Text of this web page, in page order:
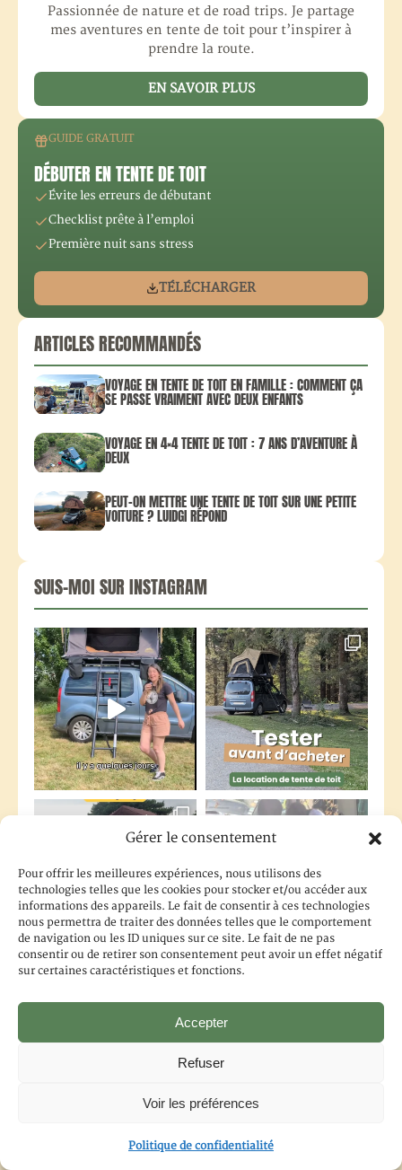
Gérer le consentement
Pour offrir les meilleures expériences, nous utilisons des
technologies telles que les cookies pour stocker et/ou accéder aux
informations des appareils. Le fait de consentir à ces technologies
nous permettra de traiter des données telles que le comportement
de navigation ou les ID uniques sur ce site. Le fait de ne pas
consentir ou de retirer son consentement peut avoir un effet négatif
sur certaines caractéristiques et fonctions.
Accepter
Refuser
Voir les préférences
Politique de confidentialité
Passionnée de nature et de road trips. Je partage
mes aventures en tente de toit pour t’inspirer à
prendre la route.
EN SAVOIR PLUS
GUIDE GRATUIT
DÉBUTER EN TENTE DE TOIT
Évite les erreurs de débutant
Checklist prête à l’emploi
Première nuit sans stress
TÉLÉCHARGER
ARTICLES RECOMMANDÉS
VOYAGE EN TENTE DE TOIT EN FAMILLE : COMMENT ÇA
SE PASSE VRAIMENT AVEC DEUX ENFANTS
VOYAGE EN 4×4 TENTE DE TOIT : 7 ANS D’AVENTURE À
DEUX
PEUT-ON METTRE UNE TENTE DE TOIT SUR UNE PETITE
VOITURE ? LUIDGI RÉPOND
SUIS-MOI SUR INSTAGRAM